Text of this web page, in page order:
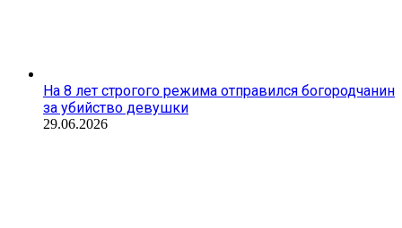
На 8 лет строгого режима отправился богородчанин
за убийство девушки
29.06.2026